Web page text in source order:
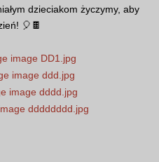
dzieciakom życzymy, aby
🎈🍫